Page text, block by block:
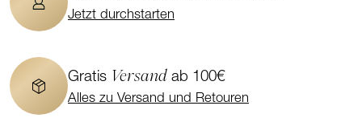
Jetzt durchstarten
Gratis Versand ab 100€
Alles zu Versand und Retouren